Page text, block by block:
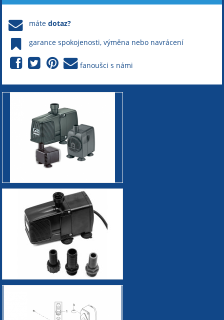
mátedotaz?
garance spokojenosti, výměna nebo navrácení
fanoušci s námi